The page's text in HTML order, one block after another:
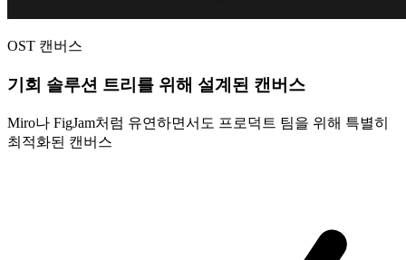
OST 캔버스
기회 솔루션 트리를 위해 설계된 캔버스
Miro나 FigJam처럼 유연하면서도 프로덕트 팀을 위해 특별히
최적화된 캔버스